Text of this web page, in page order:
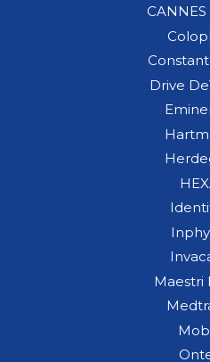
CANNES
Drive
Maestri